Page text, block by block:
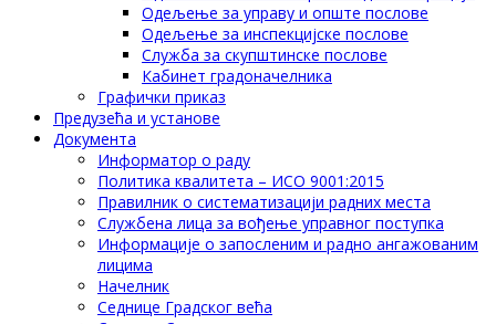
Одељење за управу и опште послове
Одељење за инспекцијске послове
Служба за скупштинске послове
Кабинет градоначелника
Графички приказ
Предузећа и установе
Документа
Информатор о раду
Политика квалитета – ИСО 9001:2015
Правилник о систематизацији радних места
Службена лица за вођење управног поступка
Информације о запосленим и радно ангажованим
лицима
Начелник
Седнице Градског већа